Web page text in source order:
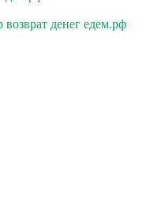
возврат денег едем.рф